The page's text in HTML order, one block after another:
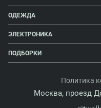
ОДЕЖДА
ЭЛЕКТРОНИКА
ПОДБОРКИ
Политика
Москва, проезд